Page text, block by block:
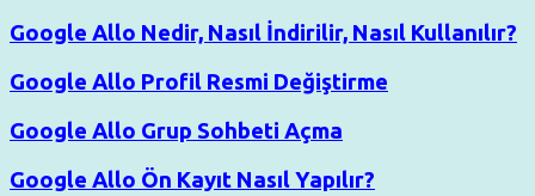
Google Allo Nedir, Nasıl İndirilir, Nasıl Kullanılır?
Google Allo Profil Resmi Değiştirme
Google Allo Grup Sohbeti Açma
Google Allo Ön Kayıt Nasıl Yapılır?